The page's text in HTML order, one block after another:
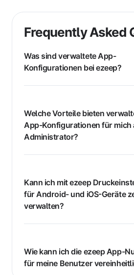
Frequently Asked
Was sind verwaltete App-
Konfigurationen bei ezeep?
Welche Vorteile bieten
App-Konfigurationen für mich
Administrator?
Kann ich mit ezeep
für Android- und iOS-Geräte
verwalten?
Wie kann ich die ezeep App-
für meine Benutzer